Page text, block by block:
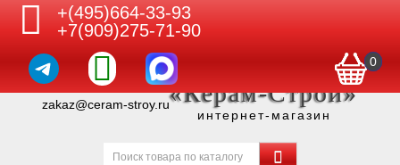
+(495)664-33-93
+7(909)275-71-90
0
zakaz@ceram-stroy.ru«Керам-Строй»
интернет-магазин